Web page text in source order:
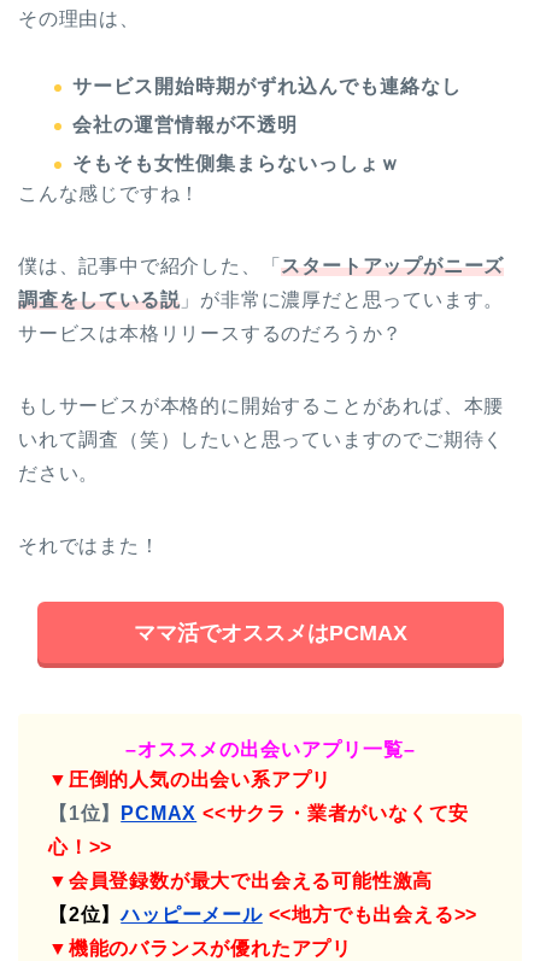
その理由は、
サービス開始時期がずれ込んでも連絡なし
会社の運営情報が不透明
そもそも女性側集まらないっしょｗ
こんな感じですね！
僕は、記事中で紹介した、「スタートアップがニーズ
調査をしている説 」が非常に濃厚だと思っています。
サービスは本格リリースするのだろうか？
もしサービスが本格的に開始することがあれば、本腰
いれて調査（笑）したいと思っていますのでご期待く
ださい。
それではまた！
ママ活でオススメはPCMAX
–オススメの出会いアプリ一覧–
▼圧倒的人気の出会い系アプリ
【1位】
PCMAX <<サクラ・業者がいなくて安
心！>>
▼会員登録数が最大で出会える可能性激高
【2位】ハッピーメール <<地方でも出会える>>
▼機能のバランスが優れたアプリ